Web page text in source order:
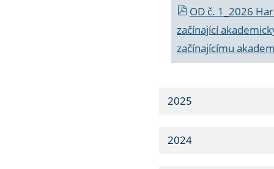
OD č. 1_2026
začínající
začínajícímu
2025
2024